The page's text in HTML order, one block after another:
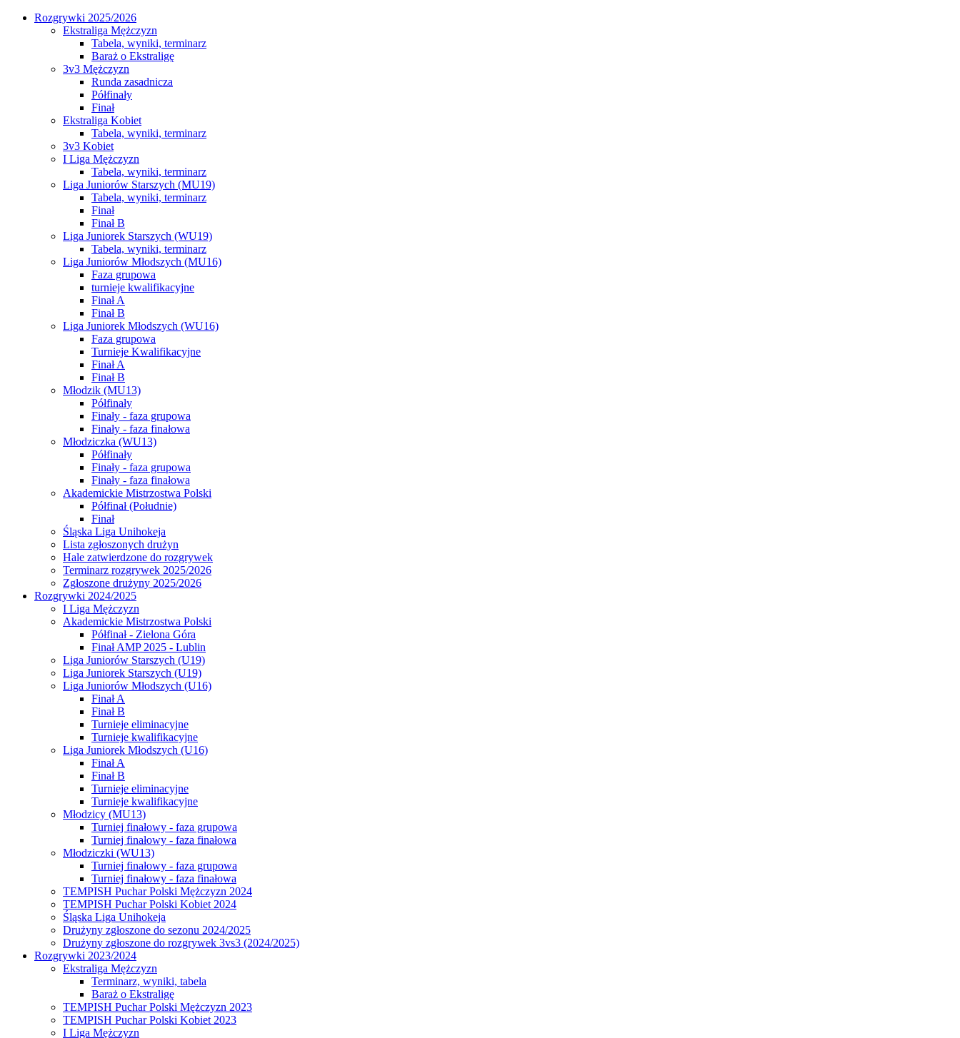
Rozgrywki 2025/2026
Ekstraliga Mężczyzn
Tabela, wyniki, terminarz
Baraż o Ekstraligę
3v3 Mężczyzn
Runda zasadnicza
Półfinały
Finał
Ekstraliga Kobiet
Tabela, wyniki, terminarz
3v3 Kobiet
I Liga Mężczyzn
Tabela, wyniki, terminarz
Liga Juniorów Starszych (MU19)
Tabela, wyniki, terminarz
Finał
Finał B
Liga Juniorek Starszych (WU19)
Tabela, wyniki, terminarz
Liga Juniorów Młodszych (MU16)
Faza grupowa
turnieje kwalifikacyjne
Finał A
Finał B
Liga Juniorek Młodszych (WU16)
Faza grupowa
Turnieje Kwalifikacyjne
Finał A
Finał B
Młodzik (MU13)
Półfinały
Finały - faza grupowa
Finały - faza finałowa
Młodziczka (WU13)
Półfinały
Finały - faza grupowa
Finały - faza finałowa
Akademickie Mistrzostwa Polski
Półfinał (Południe)
Finał
Śląska Liga Unihokeja
Lista zgłoszonych drużyn
Hale zatwierdzone do rozgrywek
Terminarz rozgrywek 2025/2026
Zgłoszone drużyny 2025/2026
Rozgrywki 2024/2025
I Liga Mężczyzn
Akademickie Mistrzostwa Polski
Półfinał - Zielona Góra
Finał AMP 2025 - Lublin
Liga Juniorów Starszych (U19)
Liga Juniorek Starszych (U19)
Liga Juniorów Młodszych (U16)
Finał A
Finał B
Turnieje eliminacyjne
Turnieje kwalifikacyjne
Liga Juniorek Młodszych (U16)
Finał A
Finał B
Turnieje eliminacyjne
Turnieje kwalifikacyjne
Młodzicy (MU13)
Turniej finałowy - faza grupowa
Turniej finałowy - faza finałowa
Młodziczki (WU13)
Turniej finałowy - faza grupowa
Turniej finałowy - faza finałowa
TEMPISH Puchar Polski Mężczyzn 2024
TEMPISH Puchar Polski Kobiet 2024
Śląska Liga Unihokeja
Drużyny zgłoszone do sezonu 2024/2025
Drużyny zgłoszone do rozgrywek 3vs3 (2024/2025)
Rozgrywki 2023/2024
Ekstraliga Mężczyzn
Terminarz, wyniki, tabela
Baraż o Ekstraligę
TEMPISH Puchar Polski Mężczyzn 2023
TEMPISH Puchar Polski Kobiet 2023
I Liga Mężczyzn